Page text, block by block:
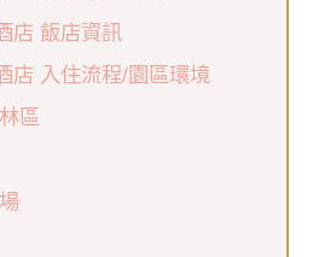
店 飯店資訊
店 入住流程/園區環境
區